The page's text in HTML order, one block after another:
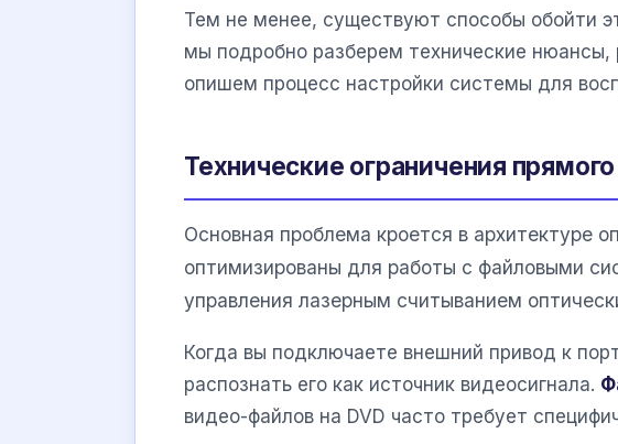
Тем не менее, существуют способы обойти
мы подробно разберем технические
опишем процесс настройки системы для
Технические ограничения
Основная проблема кроется в архитектуре
оптимизированы для работы с файловыми
управления лазерным считыванием
Когда вы подключаете внешний привод к
распознать его как источник видеосигнала.
видео-файлов на DVD часто требует